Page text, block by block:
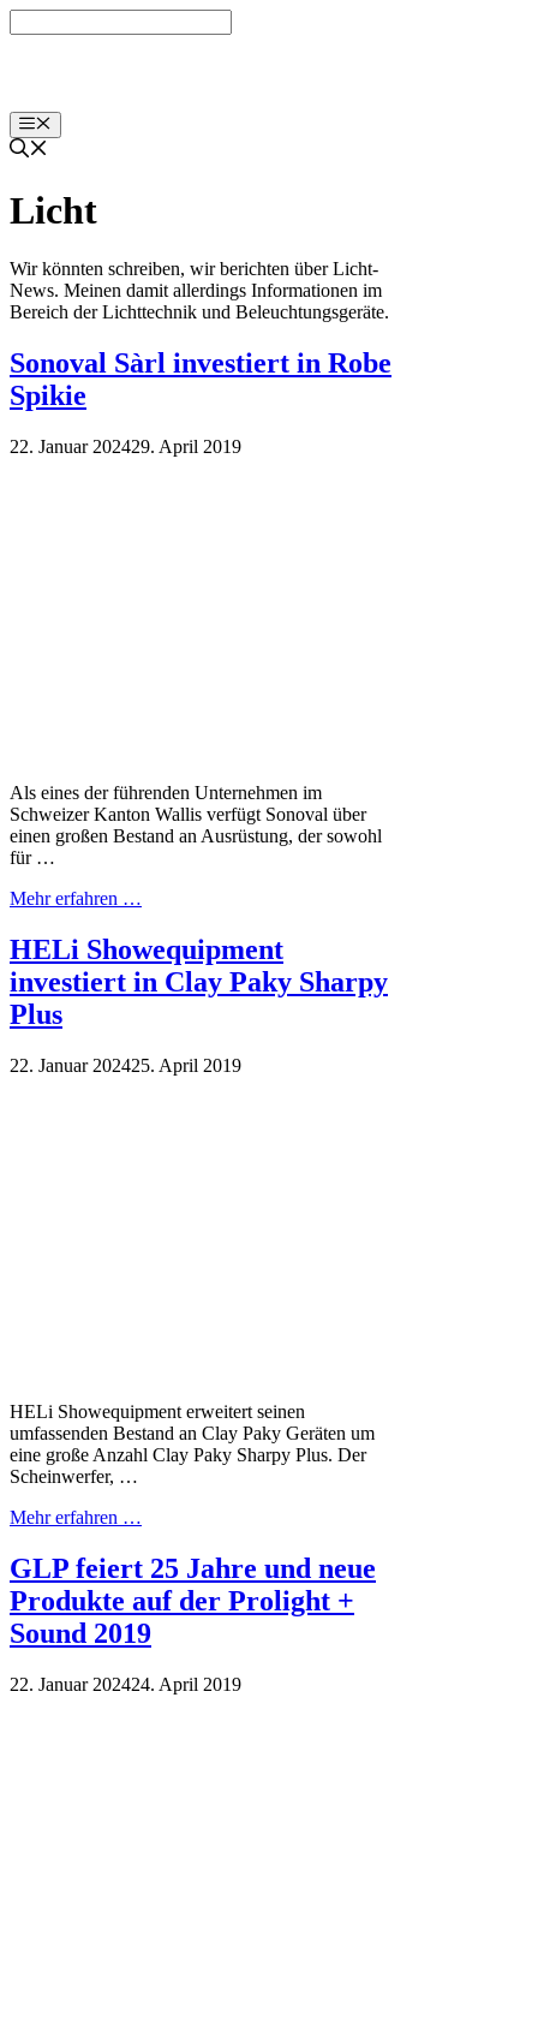
Inhalt
Menü
Licht
Wir könnten schreiben, wir berichten über Licht-
News. Meinen damit allerdings Informationen im
Bereich der Lichttechnik und Beleuchtungsgeräte.
Sonoval Sàrl investiert in Robe
Spikie
22. Januar 202429. April 2019
Als eines der führenden Unternehmen im
Schweizer Kanton Wallis verfügt Sonoval über
einen großen Bestand an Ausrüstung, der sowohl
für …
Mehr erfahren …
HELi Showequipment
investiert in Clay Paky Sharpy
Plus
22. Januar 202425. April 2019
HELi Showequipment erweitert seinen
umfassenden Bestand an Clay Paky Geräten um
eine große Anzahl Clay Paky Sharpy Plus. Der
Scheinwerfer, …
Mehr erfahren …
GLP feiert 25 Jahre und neue
Produkte auf der Prolight +
Sound 2019
22. Januar 202424. April 2019